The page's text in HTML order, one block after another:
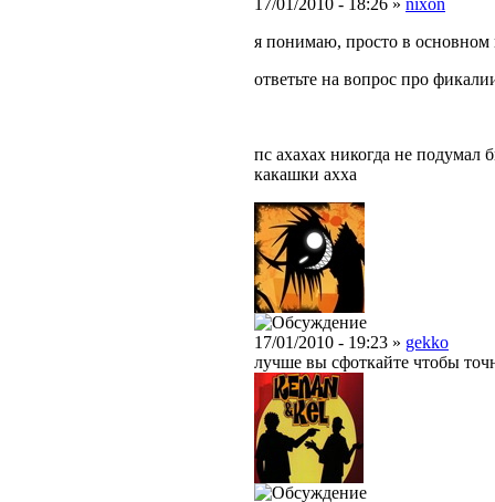
17/01/2010 - 18:26 » nixon
я понимаю, просто в основном
ответьте на вопрос про
пс ахахах никогда не подумал
какашки ахха
17/01/2010 - 19:23 » gekko
лучше вы сфоткайте чтобы